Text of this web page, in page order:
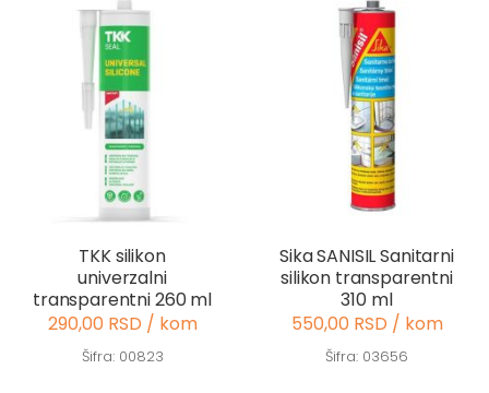
TKK silikon
univerzalni
transparentni 260 ml
290,00 RSD / kom
Šifra: 00823
Sika SANISIL Sanitarni
silikon transparentni
310 ml
550,00 RSD / kom
Šifra: 03656